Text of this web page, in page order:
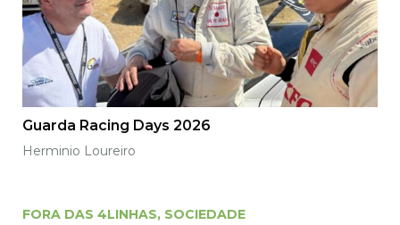
Guarda Racing Days 2026
Herminio Loureiro
FORA DAS 4LINHAS, SOCIEDADE